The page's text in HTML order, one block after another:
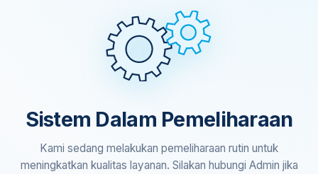
Sistem Dalam Pemeliharaan
Kami sedang melakukan pemeliharaan rutin untuk
meningkatkan kualitas layanan. Silakan hubungi Admin jika